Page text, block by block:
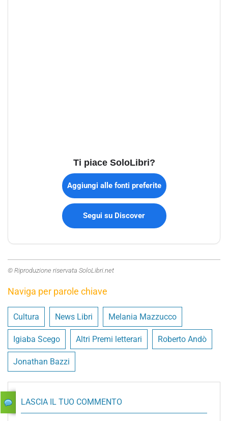
Ti piace SoloLibri?
Aggiungi alle fonti preferite
Segui su Discover
© Riproduzione riservata SoloLibri.net
Naviga per parole chiave
Cultura News Libri Melania Mazzucco
Igiaba Scego Altri Premi letterari Roberto Andò
Jonathan Bazzi
LASCIA IL TUO COMMENTO